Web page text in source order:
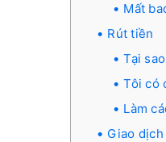
Mất
Rút tiền
Tại
Tôi có
Làm
Giao